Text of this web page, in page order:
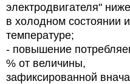
электродвигателя"
в холодном состоянии
температуре;
- повышение
% от величины,
зафиксированной